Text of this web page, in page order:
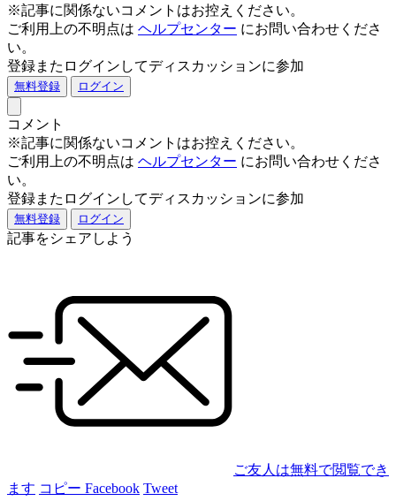
※記事に関係ないコメントはお控えください。
ご利用上の不明点は ヘルプセンター にお問い合わせくださ
い。
登録またログインしてディスカッションに参加
無料登録 ログイン
コメント
※記事に関係ないコメントはお控えください。
ご利用上の不明点は ヘルプセンター にお問い合わせくださ
い。
登録またログインしてディスカッションに参加
無料登録 ログイン
記事をシェアしよう
ご友人は無料で閲覧でき
ます コピー Facebook Tweet